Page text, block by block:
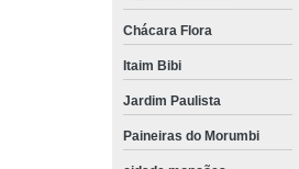
Chácara Flora
Itaim Bibi
Jardim Paulista
Paineiras do Morumbi